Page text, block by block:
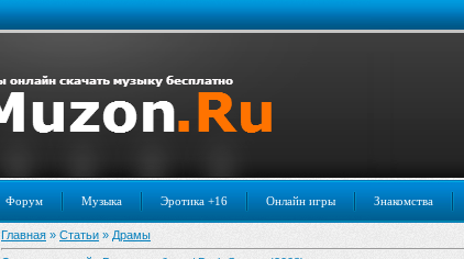
Форум Музыка Эротика +16 Онлайн игры Знакомства
Главная » Статьи » Драмы